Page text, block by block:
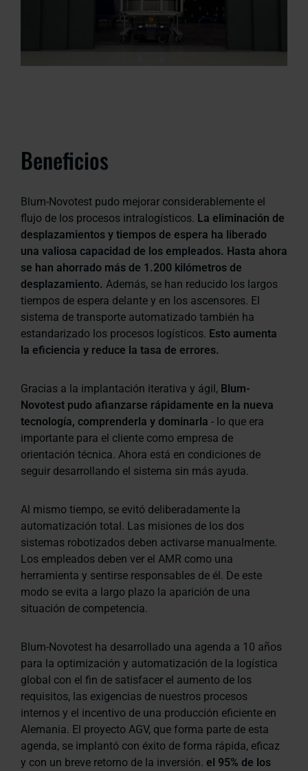
Beneficios
Blum-Novotest pudo mejorar considerablemente el
flujo de los procesos intralogísticos. La eliminación de
desplazamientos y tiempos de espera ha liberado
una valiosa capacidad de los empleados. Hasta ahora
se han ahorrado más de 1.200 kilómetros de
desplazamiento. Además, se han reducido los largos
tiempos de espera delante y en los ascensores. El
sistema de transporte automatizado también ha
estandarizado los procesos logísticos. Esto aumenta
la eficiencia y reduce la tasa de errores.
Gracias a la implantación iterativa y ágil, Blum-
Novotest pudo afianzarse rápidamente en la nueva
tecnología, comprenderla y dominarla - lo que era
importante para el cliente como empresa de
orientación técnica. Ahora está en condiciones de
seguir desarrollando el sistema sin más ayuda.
Al mismo tiempo, se evitó deliberadamente la
automatización total. Las misiones de los dos
sistemas robotizados deben activarse manualmente.
Los empleados deben ver el AMR como una
herramienta y sentirse responsables de él. De este
modo se evita a largo plazo la aparición de una
situación de competencia.
Blum-Novotest ha desarrollado una agenda a 10 años
para la optimización y automatización de la logística
global con el fin de satisfacer el aumento de los
requisitos, las exigencias de nuestros procesos
internos y el incentivo de una producción eficiente en
Alemania. El proyecto AGV, que forma parte de esta
agenda, se implantó con éxito de forma rápida, eficaz
y con un breve retorno de la inversión. el 95% de los